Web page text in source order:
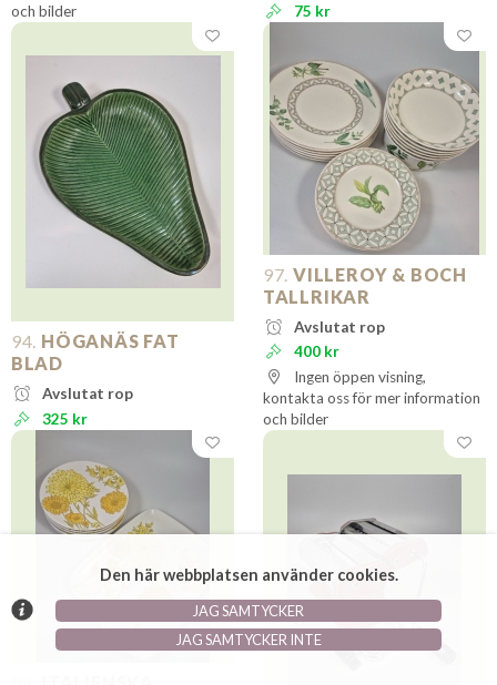
och bilder
75 kr
94. HÖGANÄS FAT
BLAD
Avslutat rop
325 kr
97. VILLEROY & BOCH
TALLRIKAR
Avslutat rop
400 kr
Ingen öppen visning,
kontakta oss för mer information
och bilder
Den här webbplatsen använder cookies.
JAG SAMTYCKER
JAG SAMTYCKER INTE